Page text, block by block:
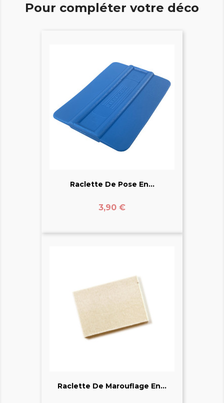
Pour compléter votre déco
Raclette De Pose En...
Prix
3,90 €
Raclette De Marouflage En...